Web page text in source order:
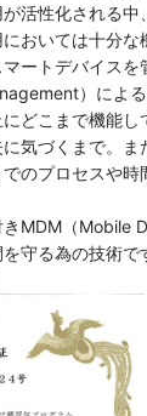
活性化される
おいては十分な
ートデバイスを
）によ
どこまで機能し
気づくまで。
のプロセスや
MDM（Mobile
守る為の技術で